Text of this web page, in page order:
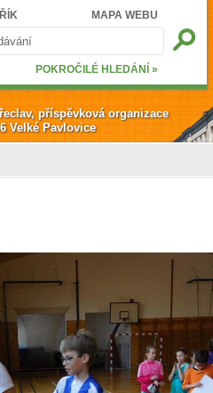
MAPA WEBU
POKROČILÉ HLEDÁNÍ »
příspěvková organizace
Velké Pavlovice